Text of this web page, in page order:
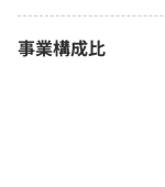
事業構成比